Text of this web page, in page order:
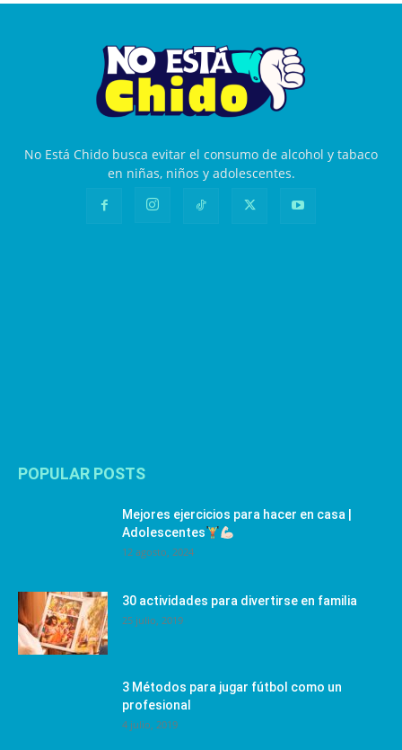
No Está Chido busca evitar el consumo de alcohol y tabaco
en niñas, niños y adolescentes.
POPULAR POSTS
Mejores ejercicios para hacer en casa |
Adolescentes
12 agosto, 2024
30 actividades para divertirse en familia
25 julio, 2019
3 Métodos para jugar fútbol como un
profesional
4 julio, 2019